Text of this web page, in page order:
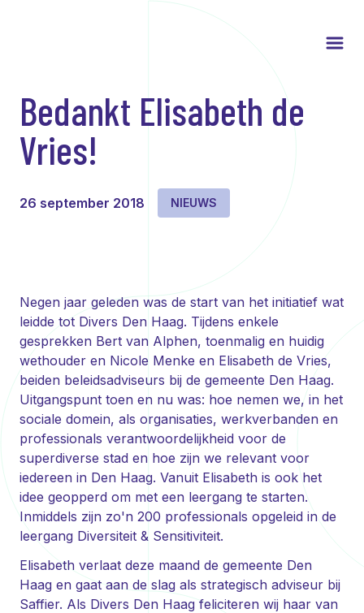
Bedankt Elisabeth de
Vries!
26 september 2018 NIEUWS
Negen jaar geleden was de start van het initiatief wat
leidde tot Divers Den Haag. Tijdens enkele
gesprekken Bert van Alphen, toenmalig en huidig
wethouder en Nicole Menke en Elisabeth de Vries,
beiden beleidsadviseurs bij de gemeente Den Haag.
Uitgangspunt toen en nu was: hoe nemen we, in het
sociale domein, als organisaties, werkverbanden en
professionals verantwoordelijkheid voor de
superdiverse stad en hoe zijn we relevant voor
iedereen in Den Haag. Vanuit Elisabeth is ook het
idee geopperd om met een leergang te starten.
Inmiddels zijn zo'n 200 professionals opgeleid in de
leergang Diversiteit & Sensitiviteit.
Elisabeth verlaat deze maand de gemeente Den
Haag en gaat aan de slag als strategisch adviseur bij
Saffier. Als Divers Den Haag feliciteren wij haar van